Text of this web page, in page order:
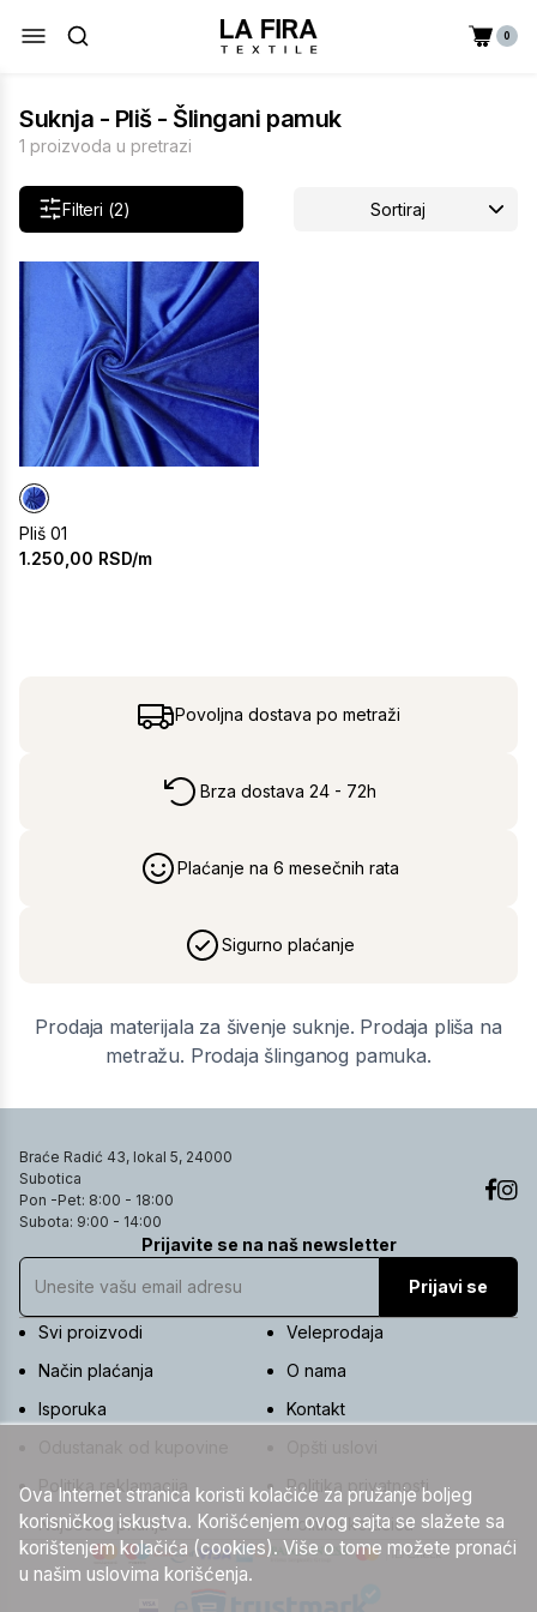
0
Suknja - Pliš - Šlingani pamuk
1 proizvoda u pretrazi
Filteri (2) Sortiraj
Pliš 01
1.250,00 RSD/m
Povoljna dostava po metraži
Brza dostava 24 - 72h
Plaćanje na 6 mesečnih rata
Sigurno plaćanje
Prodaja materijala za šivenje suknje. Prodaja pliša na
metražu. Prodaja šlinganog pamuka.
Braće Radić 43, lokal 5, 24000
Subotica
Pon -Pet: 8:00 - 18:00
Subota: 9:00 - 14:00
Prijavite se na naš newsletter
Prijavi se
Svi proizvodi
Veleprodaja
Način plaćanja
O nama
Isporuka
Kontakt
Politika reklamacija
Politika privatnosti
Najčešća pitanja
Politika kolačića
Ova Internet stranica koristi kolačiće za pružanje boljeg
korisničkog iskustva. Korišćenjem ovog sajta se slažete sa
korištenjem kolačića (cookies). Više o tome možete pronaći
u našim uslovima korišćenja.